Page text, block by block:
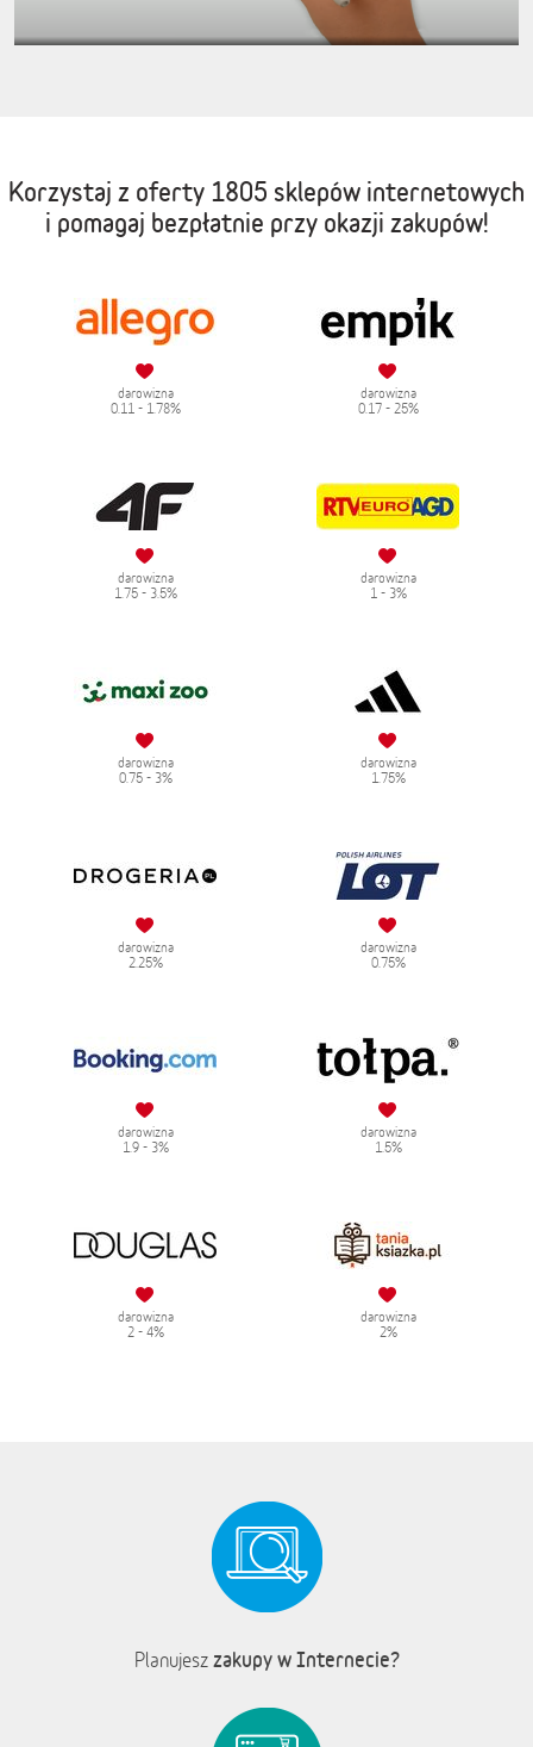
Korzystaj z oferty 1805 sklepów internetowych
i pomagaj bezpłatnie przy okazji zakupów!
darowizna
0.11 - 1.78%
darowizna
0.17 - 25%
darowizna
1.75 - 3.5%
darowizna
1 - 3%
darowizna
0.75 - 3%
darowizna
1.75%
darowizna
2.25%
darowizna
0.75%
darowizna
1.9 - 3%
darowizna
1.5%
darowizna
2 - 4%
darowizna
2%
Planujesz zakupy w Internecie?